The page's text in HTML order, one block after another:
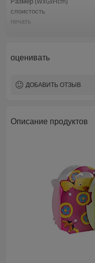
слоистость
печать
оценивать
ДОБАВИТЬ ОТЗЫВ
Описание продуктов